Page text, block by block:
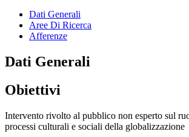
Dati Generali
Aree Di Ricerca
Afferenze
Dati Generali
Obiettivi
Intervento rivolto al pubblico non esperto sul
processi culturali e sociali della globalizzazione